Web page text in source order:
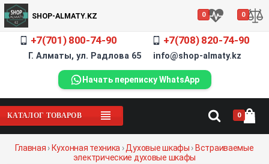
SHOP-ALMATY.KZ 0 0
+7(701) 800-74-90 +7(708) 820-74-90
Г. Алматы, ул. Радлова 65 info@shop-almaty.kz
Начать переписку WhatsApp
КАТАЛОГ ТОВАРОВ 0
Главная ›Кухонная техника › Духовые шкафы ›Встраиваемые
электрические духовые шкафы